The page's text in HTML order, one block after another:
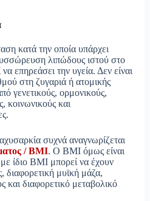
κατά την οποία υπάρχει
λιπώδους ιστού στο
επηρεάσει την υγεία. Δεν είναι
στη ζυγαριά ή ατομικής
γενετικούς, ορμονικούς,
κοινωνικούς και
συχνά αναγνωρίζεται
/ BMI. Ο BMI όμως είναι
ίδιο BMI μπορεί να έχουν
διαφορετική μυϊκή μάζα,
και διαφορετικό μεταβολικό